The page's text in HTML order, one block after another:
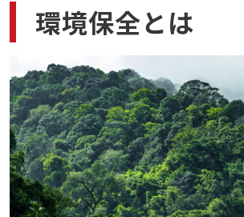
環境コンサルタント
土木技術者・建築家
環境教育専門家
環境保全の知識が必要になる資格
技術士(環境部門)
土木施工管理技士
公害防止管理者
おすすめの勉強方法
過去問題を徹底的に解く
環境保全とは